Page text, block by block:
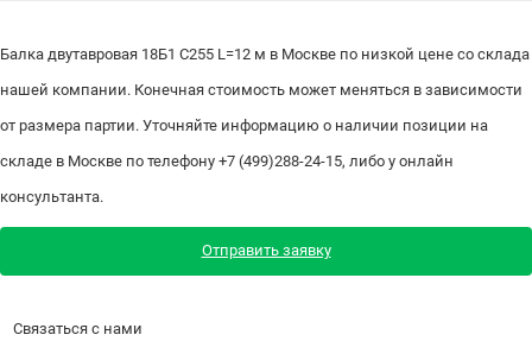
Балка двутавровая 18Б1 С255 L=12 м в Москве по низкой цене со склада
нашей компании. Конечная стоимость может меняться в зависимости
от размера партии. Уточняйте информацию о наличии позиции на
складе в Москве по телефону +7 (499)288-24-15, либо у онлайн
консультанта.
Отправить заявку
Связаться с нами